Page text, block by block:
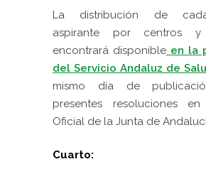
La distribución de
aspirante por centros
encontrará disponible en la
del Servicio Andaluz de
mismo día de
presentes resoluciones
Oficial de la Junta de
Cuarto: